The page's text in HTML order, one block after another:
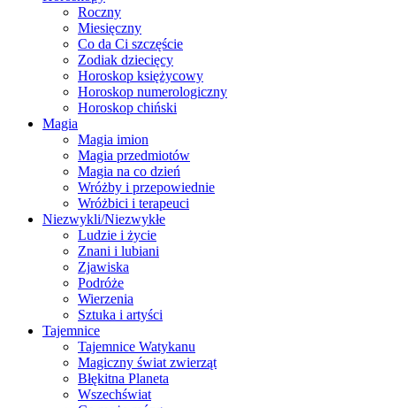
Roczny
Miesięczny
Co da Ci szczęście
Zodiak dziecięcy
Horoskop księżycowy
Horoskop numerologiczny
Horoskop chiński
Magia
Magia imion
Magia przedmiotów
Magia na co dzień
Wróżby i przepowiednie
Wróżbici i terapeuci
Niezwykli/Niezwykłe
Ludzie i życie
Znani i lubiani
Zjawiska
Podróże
Wierzenia
Sztuka i artyści
Tajemnice
Tajemnice Watykanu
Magiczny świat zwierząt
Błękitna Planeta
Wszechświat